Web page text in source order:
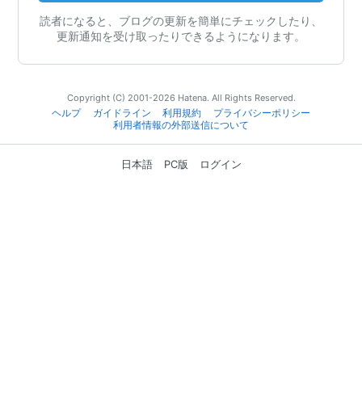
読者になると、ブログの更新を簡単にチェックしたり、
更新通知を受け取ったりできるようになります。
Copyright (C) 2001-2026 Hatena. All Rights Reserved.
ヘルプ
ガイドライン 利用規約
プライバシーポリシー
利用者情報の外部送信について
日本語 PC版 ログイン